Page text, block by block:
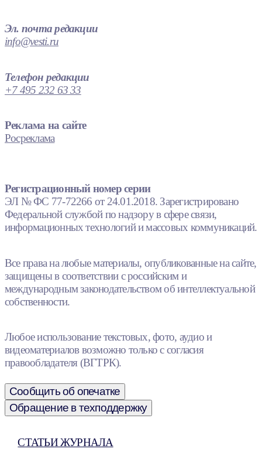
Эл. почта редакции
info@vesti.ru
Телефон редакции
+7 495 232 63 33
Реклама на сайте
Росреклама
Регистрационный номер серии
ЭЛ № ФС 77-72266 от 24.01.2018. Зарегистрировано
Федеральной службой по надзору в сфере связи,
информационных технологий и массовых коммуникаций.
Все права на любые материалы, опубликованные на сайте,
защищены в соответствии с российским и
международным законодательством об интеллектуальной
собственности.
Любое использование текстовых, фото, аудио и
видеоматериалов возможно только с согласия
правообладателя (ВГТРК).
Сообщить об опечатке
Обращение в техподдержку
СТАТЬИ ЖУРНАЛА